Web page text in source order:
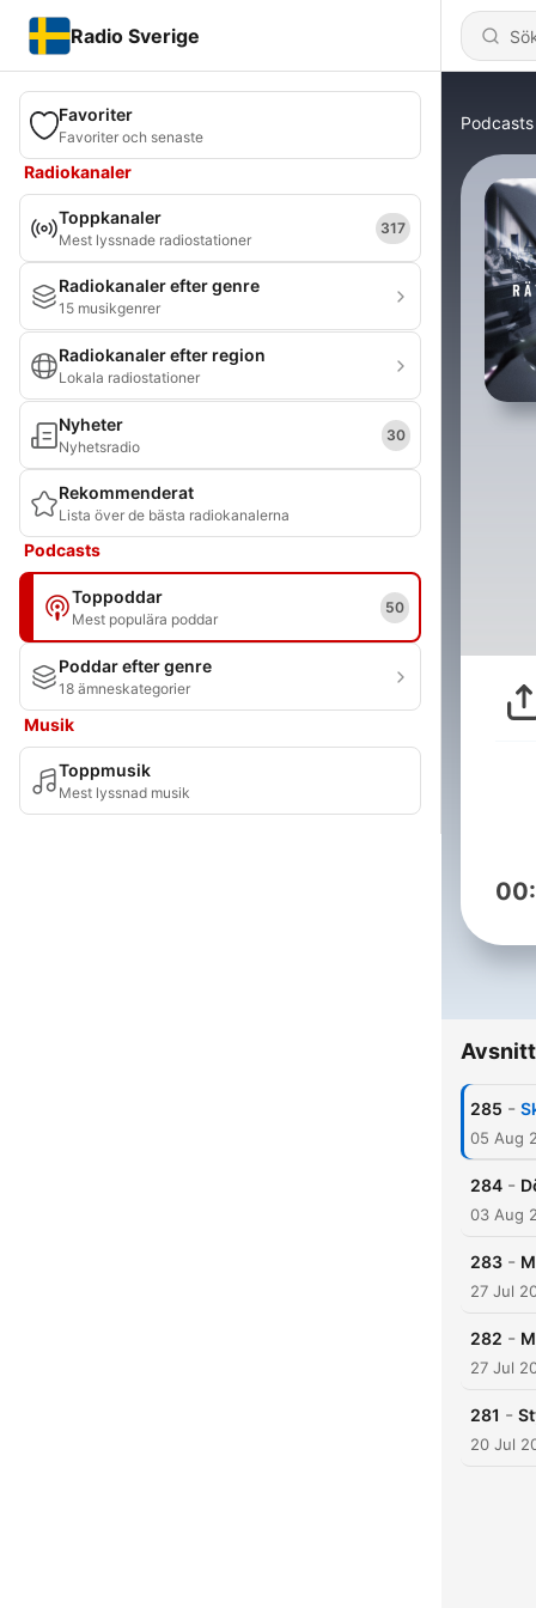
Radio Sverige
Favoriter
Favoriter och senaste
Radiokanaler
Toppkanaler
Mest lyssnade radiostationer
317
Radiokanaler efter genre
15 musikgenrer
Radiokanaler efter region
Lokala radiostationer
Nyheter
Nyhetsradio
30
Rekommenderat
Lista över de bästa radiokanalerna
Podcasts
Toppoddar
Mest populära poddar
50
Poddar efter genre
18 ämneskategorier
Musik
Toppmusik
Mest lyssnad musik
Podcasts
Avsnitt
285 -
05 Aug
284 -
03 Aug
283 -
27 Jul
282 -
27 Jul
281 -
20 Jul